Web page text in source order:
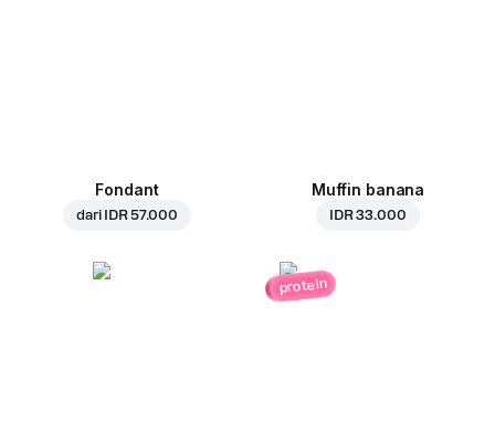
Fondant
dari IDR 57.000
Muffin banana
IDR 33.000
protein